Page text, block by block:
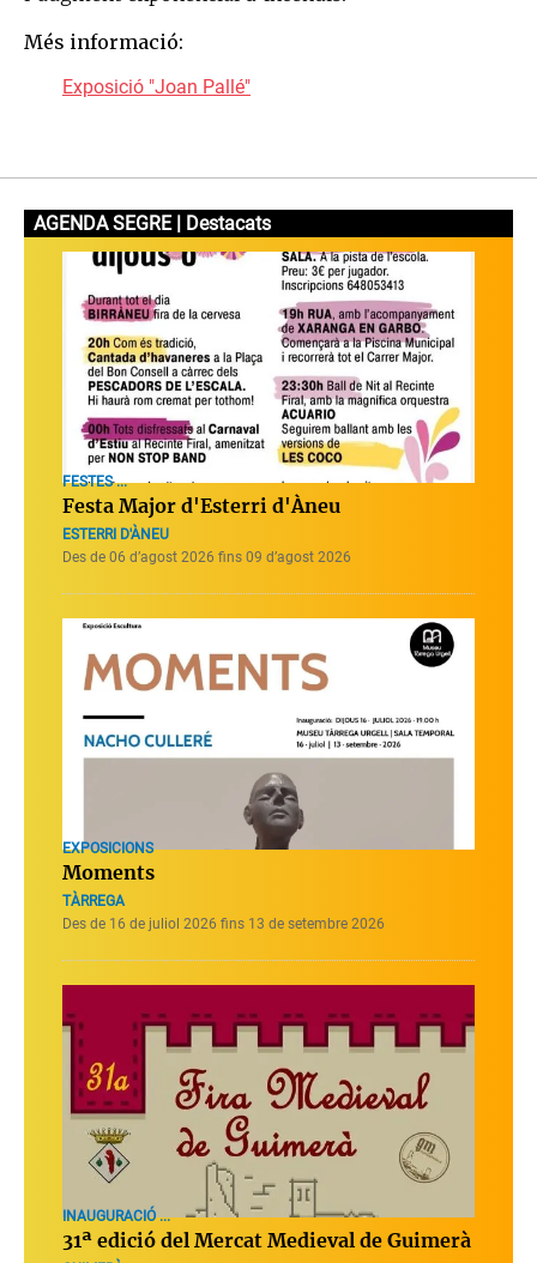
Més informació:
Exposició "Joan Pallé"
AGENDA SEGRE | Destacats
FESTES ...
Festa Major d'Esterri d'Àneu
ESTERRI D'ÀNEU
Des de 06 d’agost 2026 fins 09 d’agost 2026
EXPOSICIONS
Moments
TÀRREGA
Des de 16 de juliol 2026 fins 13 de setembre 2026
INAUGURACIÓ ...
31ª edició del Mercat Medieval de Guimerà